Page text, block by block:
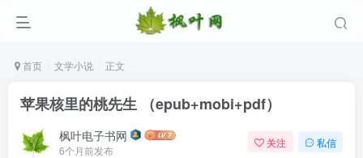
首页 文学小说 正文
苹果核里的桃先生 （epub+mobi+pdf）
枫叶电子书网
6个月前发布
关注 私信